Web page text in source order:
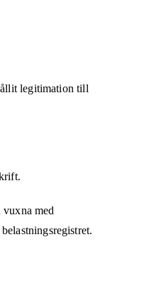
legitimation till
vuxna med